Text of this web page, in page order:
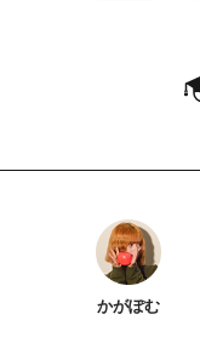
かがぽむ